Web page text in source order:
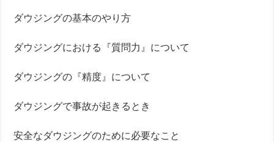
ダウジングの基本のやり方
ダウジングにおける『質問力』について
ダウジングの『精度』について
ダウジングで事故が起きるとき
安全なダウジングのために必要なこと